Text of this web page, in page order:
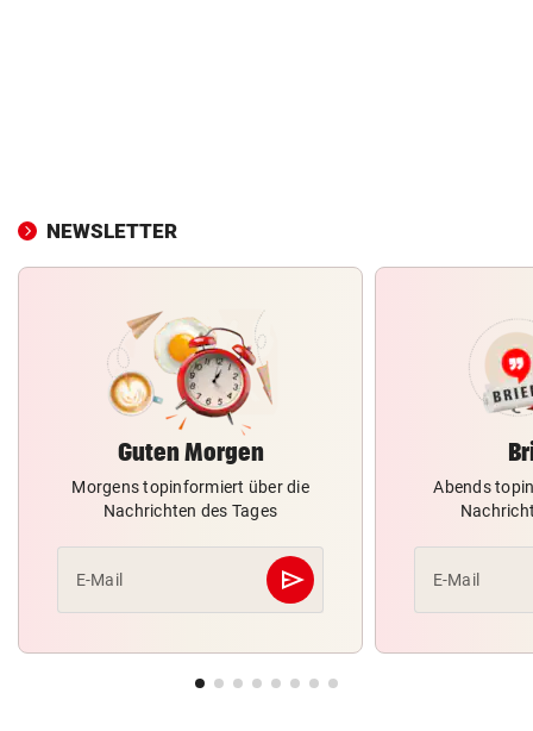
NEWSLETTER
Guten Morgen
Morgens topinformiert über die
Nachrichten des Tages
E-Mail send
Abschicken
Abends
E-Mail